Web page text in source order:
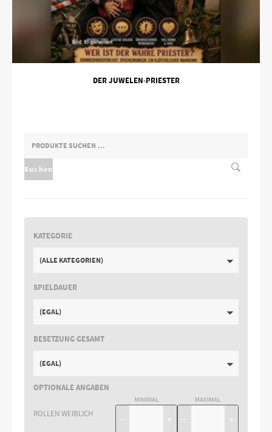
DER JUWELEN-PRIESTER
NACH:
Suchen
KATEGORIE
(ALLE KATEGORIEN)
SPIELDAUER
(EGAL)
BESETZUNG GESAMT
(EGAL)
OPTIONALE ANGABEN
ROLLEN WEIBLICH
MINIMAL
− +
MAXIMAL
− +